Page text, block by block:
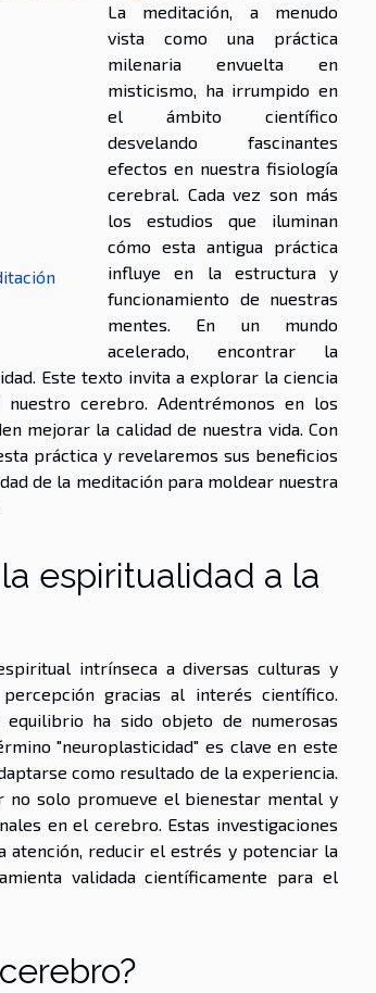
La meditación, a menudo
vista como una práctica
milenaria envuelta en
misticismo, ha irrumpido en
el ámbito científico
desvelando fascinantes
efectos en nuestra fisiología
cerebral. Cada vez son más
los estudios que iluminan
cómo esta antigua práctica
influye en la estructura y
funcionamiento de nuestras
mentes. En un mundo
acelerado, encontrar la
Este texto invita a explorar la ciencia
cerebro. Adentrémonos en los
mejorar la calidad de nuestra vida. Con
práctica y revelaremos sus beneficios
de la meditación para moldear nuestra
espiritualidad a la
intrínseca a diversas culturas y
gracias al interés científico.
ha sido objeto de numerosas
"neuroplasticidad" es clave en este
como resultado de la experiencia.
no solo promueve el bienestar mental y
en el cerebro. Estas investigaciones
atención, reducir el estrés y potenciar la
validada científicamente para el